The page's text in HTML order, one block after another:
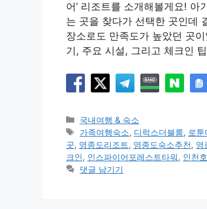
어’ 리조트를 소개해볼게요!
는 곳을 찾다가 선택한 곳인데
장소로도 만족도가 높았던 곳
기, 주요 시설, 그리고 체크인
카
테
고
리
국내여행 & 숙소
태
그
가족여행숙소, 디럭스더블룸, 로툰
곳, 영종도리조트, 영종도숙소추천, 영
크인, 인스파이어포레스트타워, 인천
댓글 남기기